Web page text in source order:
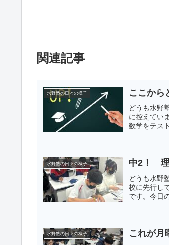
関連記事
水野塾の日々の様子 ここから
どうも水野
に控えてい
数学をテス
水野塾の日々の様子 中2！ 理
どうも水野
校に先行し
です。今日
水野塾の日々の様子 これが月